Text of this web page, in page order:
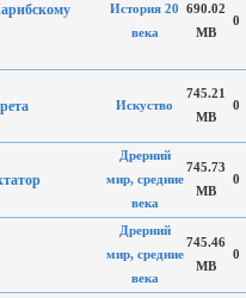
История 20
века
690.02
MB
0
Искуство
745.21
MB
0
Дрерний
мир, средние
века
745.73
MB
0
Дрерний
мир, средние
века
745.46
MB
0